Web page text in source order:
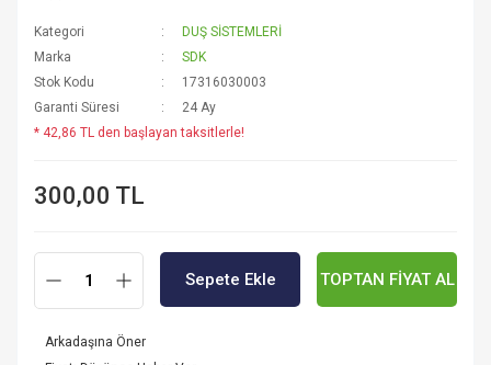
Kategori
DUŞ SİSTEMLERİ
Marka
SDK
Stok Kodu
17316030003
Garanti Süresi
24 Ay
* 42,86 TL den başlayan taksitlerle!
300,00 TL
Sepete Ekle TOPTAN FİYAT AL
Arkadaşına Öner